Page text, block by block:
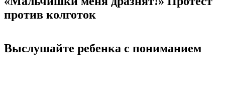
против колготок
Выслушайте ребенка с пониманием